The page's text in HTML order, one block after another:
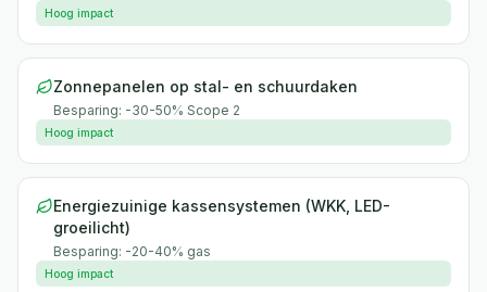
Hoog impact
Zonnepanelen op stal- en schuurdaken
Besparing: -30-50% Scope 2
Hoog impact
Energiezuinige kassensystemen (WKK, LED-
groeilicht)
Besparing: -20-40% gas
Hoog impact